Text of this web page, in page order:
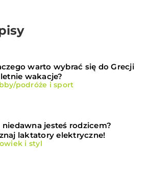
warto wybrać się do Grecji
wakacje?
podróże i sport
niedawna jesteś rodzicem?
laktatory elektryczne!
i styl